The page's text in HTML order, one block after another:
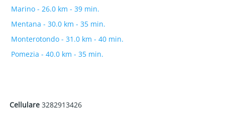
Marino - 26.0 km - 39 min.
Mentana - 30.0 km - 35 min.
Monterotondo - 31.0 km - 40 min.
Pomezia - 40.0 km - 35 min.
Cellulare 3282913426